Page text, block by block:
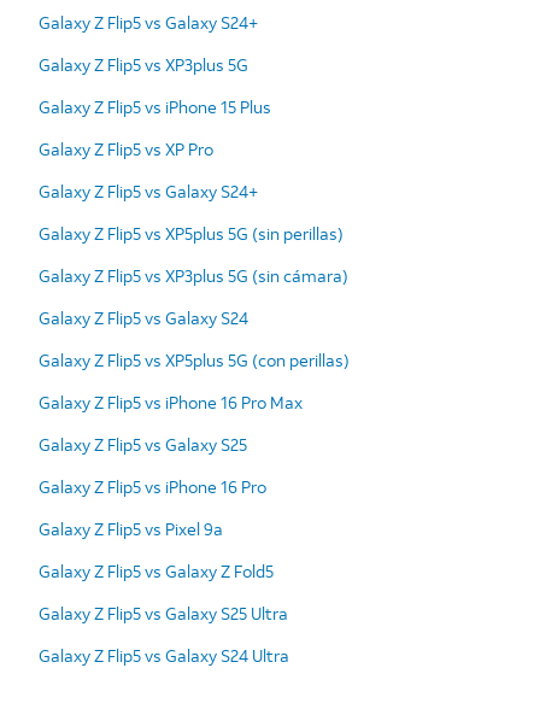
Galaxy Z Flip5 vs Galaxy S24+
Galaxy Z Flip5 vs XP3plus 5G
Galaxy Z Flip5 vs iPhone 15 Plus
Galaxy Z Flip5 vs XP Pro
Galaxy Z Flip5 vs Galaxy S24+
Galaxy Z Flip5 vs XP5plus 5G (sin perillas)
Galaxy Z Flip5 vs XP3plus 5G (sin cámara)
Galaxy Z Flip5 vs Galaxy S24
Galaxy Z Flip5 vs XP5plus 5G (con perillas)
Galaxy Z Flip5 vs iPhone 16 Pro Max
Galaxy Z Flip5 vs Galaxy S25
Galaxy Z Flip5 vs iPhone 16 Pro
Galaxy Z Flip5 vs Pixel 9a
Galaxy Z Flip5 vs Galaxy Z Fold5
Galaxy Z Flip5 vs Galaxy S25 Ultra
Galaxy Z Flip5 vs Galaxy S24 Ultra